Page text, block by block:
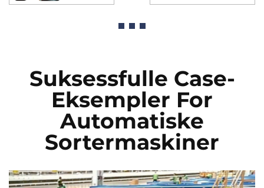
Suksessfulle Case-
Eksempler For
Automatiske
Sortermaskiner